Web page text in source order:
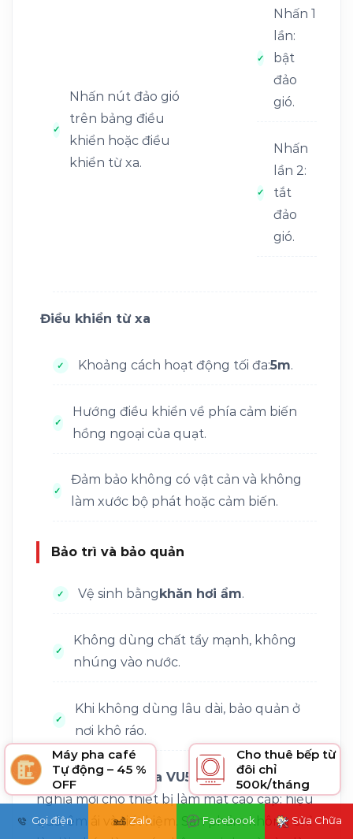
Nhấn nút đảo gió
trên bảng điều
khiển hoặc điều
khiển từ xa.
Nhấn 1
lần:
bật
đảo
gió.
Nhấn
lần 2:
tắt
đảo
gió.
Điều khiển từ xa
Khoảng cách hoạt động tối đa:5m.
Hướng điều khiển về phía cảm biến
hồng ngoại của quạt.
Đảm bảo không có vật cản và không
làm xước bộ phát hoặc cảm biến.
Bảo trì và bảo quản
Vệ sinh bằng khăn hơi ẩm.
Không dùng chất tẩy mạnh, không
nhúng vào nước.
Khi không dùng lâu dài, bảo quản ở
nơi khô ráo.
Quạt cây Rowenta VU5890chính là định
nghĩa mới cho thiết bị làm mát cao cấp: hiệu
quả, êm ái và tiết kiệm. Sản phẩm không chỉ
Máy pha café
Tự động – 45 %
OFF
Cho thuê bếp từ
đôi chỉ
500k/tháng
Gọi điện Zalo Facebook Sửa Chữa